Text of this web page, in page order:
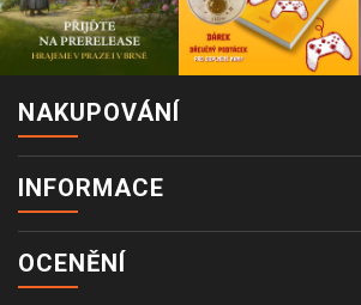
NAKUPOVÁNÍ
INFORMACE
OCENĚNÍ